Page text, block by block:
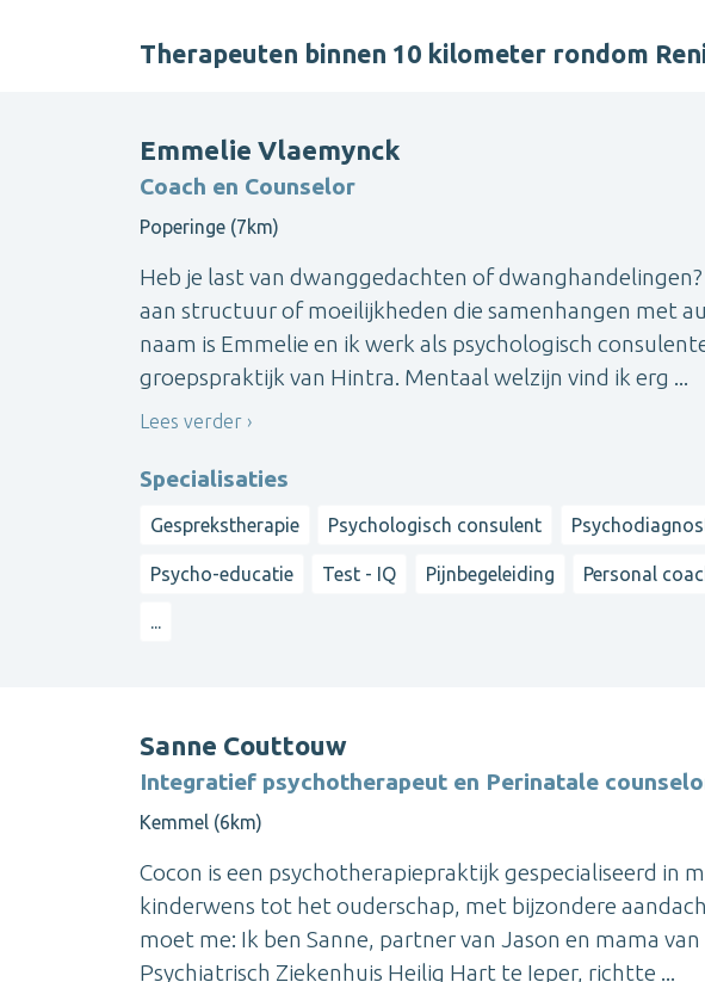
Therapeuten binnen 10 kilometer rondom
Emmelie Vlaemynck
Coach en Counselor
Poperinge (7km)
Heb je last van dwanggedachten of
aan structuur of moeilijkheden die samenhangen met
naam is Emmelie en ik werk als psychologisch
groepspraktijk van Hintra. Mentaal welzijn vind ik erg ...
Lees verder
Specialisaties
Gesprekstherapie Psychologisch consulent
Psycho-educatie Test - IQ Pijnbegeleiding Personal
...
Sanne Couttouw
Integratief psychotherapeut en Perinatale
Kemmel (6km)
Cocon is een psychotherapiepraktijk gespecialiseerd in
kinderwens tot het ouderschap, met bijzondere
moet me: Ik ben Sanne, partner van Jason en mama
Psychiatrisch Ziekenhuis Heilig Hart te Ieper, richtte ...